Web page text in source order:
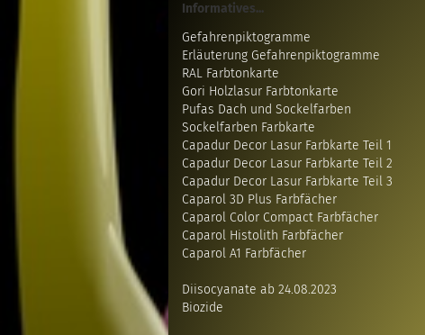
Informatives...
Gefahrenpiktogramme
Erläuterung Gefahrenpiktogramme
RAL Farbtonkarte
Gori Holzlasur Farbtonkarte
Pufas Dach und Sockelfarben
Sockelfarben Farbkarte
Capadur Decor Lasur Farbkarte Teil 1
Capadur Decor Lasur Farbkarte Teil 2
Capadur Decor Lasur Farbkarte Teil 3
Caparol 3D Plus Farbfächer
Caparol Color Compact Farbfächer
Caparol Histolith Farbfächer
Caparol A1 Farbfächer
Diisocyanate ab 24.08.2023
Biozide